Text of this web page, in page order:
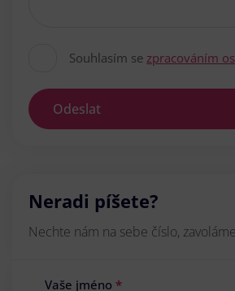
Souhlasím se zpracováním
Odeslat
Neradi píšete?
Nechte nám na sebe číslo,
Vaše jméno *